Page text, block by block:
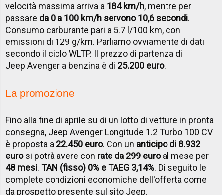
velocità massima arriva a 184 km/h, mentre per
passare da 0 a 100 km/h servono 10,6 secondi.
Consumo carburante pari a 5.7 l/100 km, con
emissioni di 129 g/km. Parliamo ovviamente di dati
secondo il ciclo WLTP. Il prezzo di partenza di
Jeep Avenger a benzina è di 25.200 euro.
La promozione
Fino alla fine di aprile su di un lotto di vetture in pronta
consegna, Jeep Avenger Longitude 1.2 Turbo 100 CV
è proposta a 22.450 euro. Con un anticipo di 8.932
eurosi potrà avere con rate da 299 euroal mese per
48 mesi.TAN (fisso) 0% e TAEG 3,14%. Di seguito le
complete condizioni economiche dell'offerta come
da prospetto presente sul sito Jeep.